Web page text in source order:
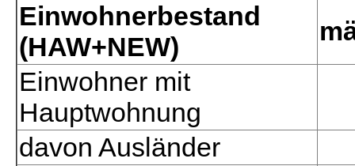
Einwohnerbestand
(HAW+NEW)
Einwohner mit
Hauptwohnung
davon Ausländer